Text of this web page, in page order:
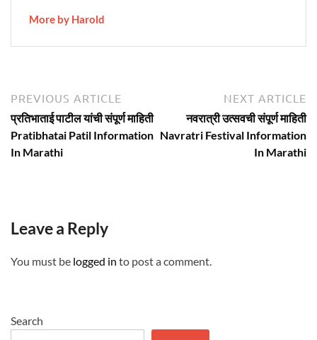
More by Harold
Post
navigation
PREVIOUS ARTICLE
article:
प्रतिभाताई पाटील यांची संपूर्ण माहिती
Pratibhatai Patil Information
In Marathi
NEXT ARTICLE
नवरात्री उत्सवची संपूर्ण माहिती
Navratri Festival Information
In Marathi
Leave a Reply
You must be logged in to post a comment.
Search